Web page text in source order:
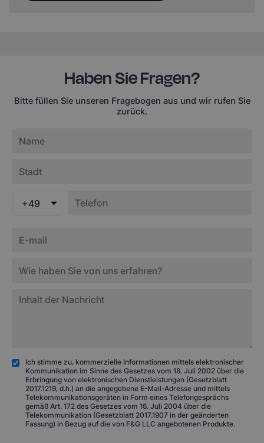
Haben Sie Fragen?
Bitte füllen Sie unseren Fragebogen aus und wir rufen Sie
zurück.
+49
Ich stimme zu, kommerzielle Informationen mittels elektronischer
Kommunikation im Sinne des Gesetzes vom 18. Juli 2002 über die
Erbringung von elektronischen Dienstleistungen (Gesetzblatt
2017.1219, d.h.) an die angegebene E-Mail-Adresse und mittels
Telekommunikationsgeräten in Form eines Telefongesprächs
gemäß Art. 172 des Gesetzes vom 16. Juli 2004 über die
Telekommunikation (Gesetzblatt 2017.1907 in der geänderten
Fassung) in Bezug auf die von F&G LLC angebotenen Produkte.